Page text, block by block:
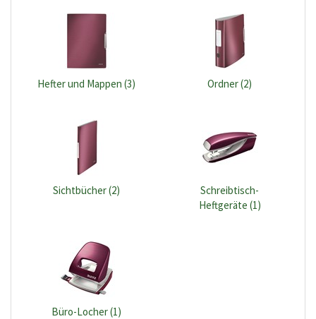
Hefter und Mappen (3) Ordner (2)
Sichtbücher (2)
Schreibtisch-
Heftgeräte (1)
Büro-Locher (1)